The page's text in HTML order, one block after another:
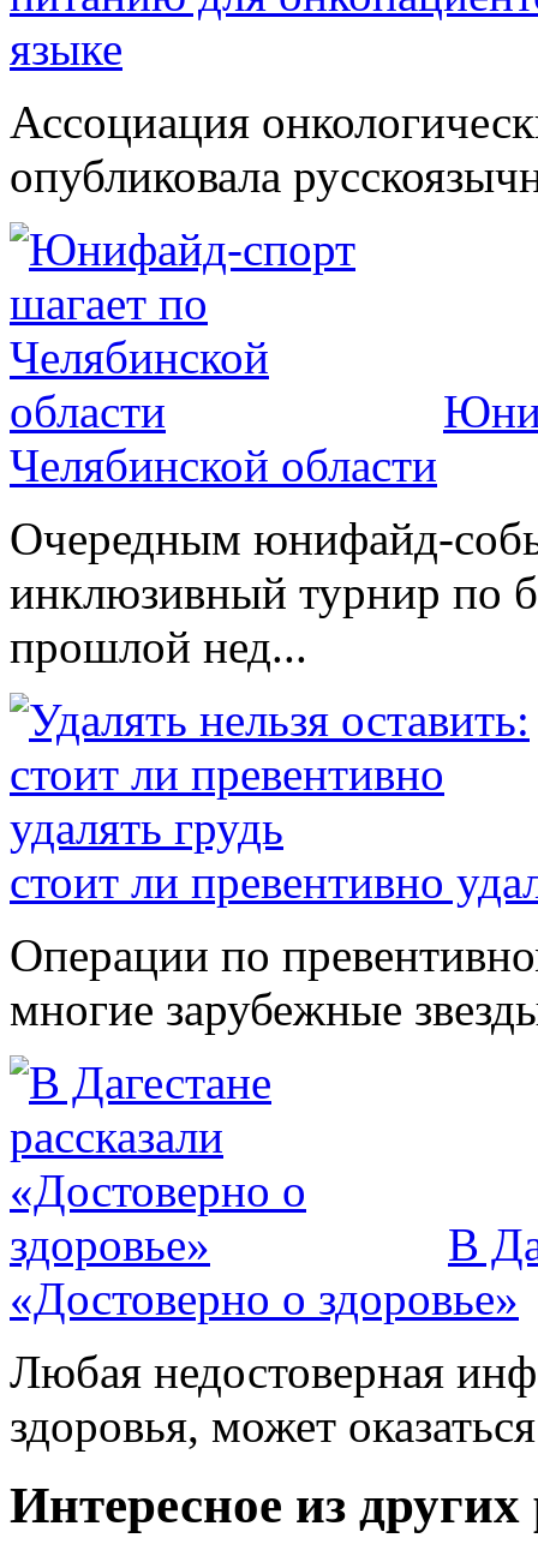
языке
Ассоциация
опубликовала
Челябинской области
Очередным юнифайд-
инклюзивный турнир по
прошлой нед...
стоит ли превентивно
Операции по
многие зарубежные
В
«Достоверно о здоровье»
Любая недостоверная
здоровья, может
Интересное из